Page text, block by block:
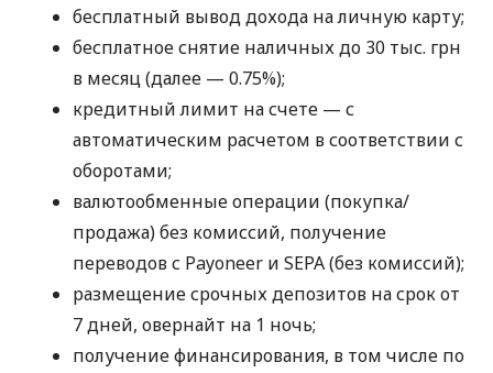
бесплатный вывод дохода на личную карту;
бесплатное снятие наличных до 30 тыс. грн
в месяц (далее — 0.75%);
кредитный лимит на счете — с
автоматическим расчетом в соответствии с
оборотами;
валютообменные операции (покупка/
продажа) без комиссий, получение
переводов с Payoneer и SEPA (без комиссий);
размещение срочных депозитов на срок от
7 дней, овернайт на 1 ночь;
получение финансирования, в том числе по